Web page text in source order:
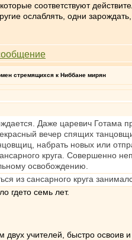
соответствуют
ослаблять, одни зарождать,
стремящихся к Ниббане мирян
Даже царевич
вечер спящих
набрать новых или
круга. Совершенно
освобождению.
из сансарного круга
гдето семь лет.
учителей, быстро